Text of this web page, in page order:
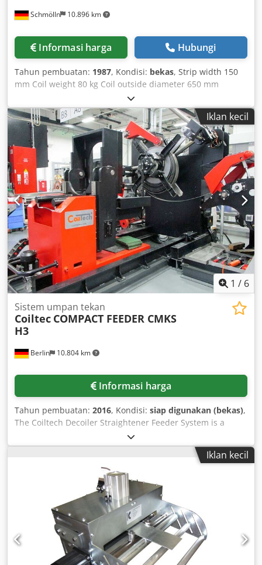
Schmölln 10.896 km
Informasi harga Hubungi
Tahun pembuatan: 1987, Kondisi: bekas, Strip width 150
mm Coil weight 80 kg Coil outside diameter 650 mm
Dcsdpjfn Aqljfx Ahgek Mandrel height 1000 mm Expansion
range 230 - 445 mm Total power requirement kW Machine
weight approx. t Space requirement approx. m motor-
driven decoiler
Iklan kecil
1 / 6
Berlin 10.804 km
Sistem umpan tekan
Coiltec COMPACT FEEDER CMKS
H3
Informasi harga
Tahun pembuatan: 2016, Kondisi: siap digunakan (bekas),
The Coiltech Decoiler Straightener Feeder System is a
compact feeding solution designed for press applications.
Strip width: 600 mm, material thickness: up to 6.5 mm,
straightening rollers: 7 x 115 mm, decoiler capacity: 6,000
kg, inner coil diameter (min-max): 470–520 mm. Connected
load: 7.5 kW, supplied with documentation. Dcjdpfei El
Iklan kecil